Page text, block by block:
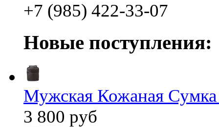
+7 (985) 422-33-07
Новые поступления:
Мужская Кожаная
3 800 руб